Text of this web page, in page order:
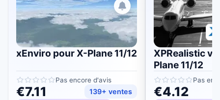
xEnviro pour X-Plane 11/12
Pas encore d'avis
€7.11 139+ ventes
XPRealistic
Plane 11/12
Pas
€4.12